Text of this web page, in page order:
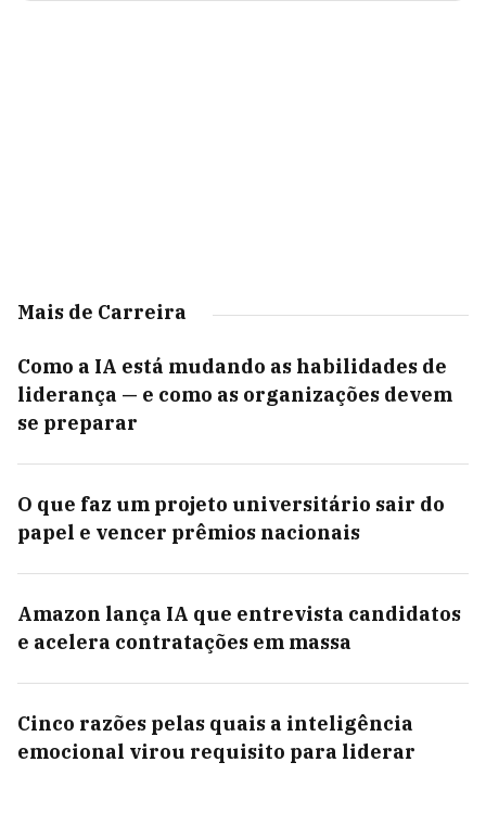
Mais de Carreira
Como a IA está mudando as habilidades de
liderança — e como as organizações devem
se preparar
O que faz um projeto universitário sair do
papel e vencer prêmios nacionais
Amazon lança IA que entrevista candidatos
e acelera contratações em massa
Cinco razões pelas quais a inteligência
emocional virou requisito para liderar